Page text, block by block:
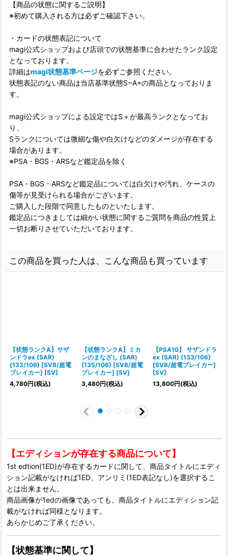
【商品の状態に関するご説明】
※初めて購入される方は必ずご確認下さい。
・カードの状態表記について
magi公式ショップおよび店頭での状態基準に合わせたランク設定
となっております。
詳細はmagi状態基準ページを必ずご参照ください。
状態表記のない商品は当店基準状態S~A+の商品となっておりま
す。
magi公式ショップによる設定ではS＋が最高ランクとなってお
り、
Sランクについては微細な傷や白欠けなどのダメージが存在する
場合があります。
※PSA・BGS・ARSなど鑑定品を除く
PSA・BGS・ARSなど鑑定品については白欠けや汚れ、ケースの
傷等が見受けられる場合がございます。
ご購入した段階で同意したものといたします。
鑑定品につきましては細かい状態に関するご質問を商品の性質上
一切お断りさせていただいております。
この商品を買った人は、こんな商品も買っています
【状態ランクA】サザ
ンドラex (SAR)
{133/106} [SV8/超電
ブレイカー] [SV]
4,780円(税込)
【状態ランクA】ミカ
ンのまなざし (SAR)
{135/106} [SV8/超電
ブレイカー] [SV]
3,480円(税込)
【PSA10】 サザンドラ
ex (SAR) {133/106}
[SV8/超電ブレイカー]
[SV]
13,800円(税込)
【エディションが存在する商品について】
1st edtion(1ED)が存在するカードに関して、商品タイトルにエディ
ション記載がなければ1ED、アンリミ(1ED表記なし)を選択するこ
とは出来ません。
商品画像が1edの画像であっても、商品タイトルにエディション記
載がなければ同様となります。
あらかじめご了承ください。
【状態基準に関して】